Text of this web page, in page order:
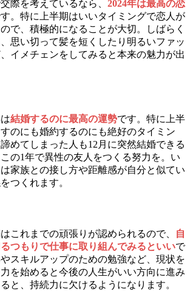
際を考えているなら、 2024年は最高の恋
。特に上半期はいいタイミングで恋人が
で、積極的になることが大切。しばらく
思い切って髪を短くしたり明るいファッ
イメチェンをしてみると本来の魅力が出
結婚するのに最高の運勢です。特に上半
のにも婚約するのにも絶好のタイミン
めてしまった人も12月に突然結婚できる
の1年で異性の友人をつくる努力を。い
家族との接し方や距離感が自分と似てい
つくれます。
これまでの頑張りが認められるので、
自
つもりで仕事に取り組んでみるといいで
スキルアップのための勉強など、現状を
を始めると今後の人生がいい方向に進み
と、持続力に欠けるようになります。